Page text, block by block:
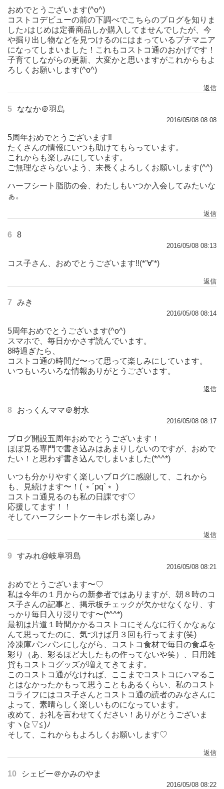
おめでとうございます(^o^)
コストコデビューの前の下調べでこちらのブログを知りま
した♪はじめは定番商品しか購入してませんでしたが、今
や掘り出し物などを見つけるのにはまっているプチマニア
になってしまいました！これもコストコ通のおかげです！
子育てしながらの更新、大変かと思いますがこれからもよ
ろしくお願いします(^o^)
返信
5 ななか＠羽島
2016/05/08 08:08
5周年おめでとうございます‼︎
たくさんの情報にいつも助けてもらっています。
これからも楽しみにしています。
ご無理なさらないよう、末長くよろしくお願いします(^^)
ハーフシート脂肪の会、わたしもいつか入会してみたいな
ぁ。
返信
6 8
2016/05/08 08:13
コス子さん、おめでとうございます‼︎(*’∀’*)
返信
7 みき
2016/05/08 08:14
5周年おめでとうございます(^o^)
スマホで、毎日かかさず読んでいます。
8時過ぎたら、
コストコ通の時間だ〜って思って楽しみにしています。
いつもいろいろな情報ありがとうございます。
返信
8 おっくんママ＠射水
2016/05/08 08:17
ブログ開設五周年おめでとうございます！
ほぼ見る専門で書き込みはあまりしないのですが、おめで
たい！と思わず書き込んでしまいました(*^^*)
いつも分かりやすく楽しいブログに感謝して、これから
も、見続けます〜！( ﹡´pq`﹡ )
コストコ通見るのも私の日課です♡
応援してます！！
そしてハーフシートケーキレポも楽しみ♪
返信
9 すみれ@岐阜羽島
2016/05/08 08:21
おめでとうございます〜♡
私は今年の１月からの新参者ではありますが、朝８時のコ
ス子さんの記事と、掲示板チェックが欠かせなくなり、す
っかり毎日入り浸りです〜(*^^*)
最初は片道１時間かかるコストコにそんなに行くかなぁな
んて思ってたのに、気づけば月３回も行ってます(笑)
冷凍庫パンパンにしながら、コストコ食材で毎日の食卓を
彩り（あ、彩るほど大したもの作ってないや笑）、日用雑
貨もコストコグッズが増えてきてます。
このコストコ通がなければ、ここまでコストコにハマるこ
とはなかったかもって思うこともあるくらい、私のコスト
コライフにはコス子さんとコストコ通の読者のみなさんに
よって、素晴らしく楽しいものになっています。
改めて、お礼を言わせてください！ありがとうございま
すヽ(≧▽≦)ﾉ
そして、これからもよろしくお願いします♡
返信
10 シェビー＠かみのやま
2016/05/08 08:22